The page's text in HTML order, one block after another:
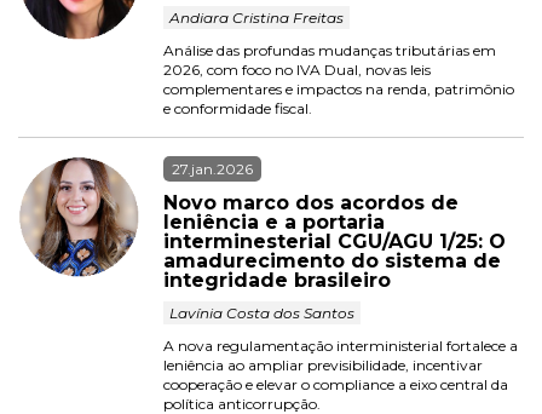
Andiara Cristina Freitas
Análise das profundas mudanças tributárias em
2026, com foco no IVA Dual, novas leis
complementares e impactos na renda, patrimônio
e conformidade fiscal.
27.jan.2026
Novo marco dos acordos de
leniência e a portaria
interminesterial CGU/AGU 1/25: O
amadurecimento do sistema de
integridade brasileiro
Lavínia Costa dos Santos
A nova regulamentação interministerial fortalece a
leniência ao ampliar previsibilidade, incentivar
cooperação e elevar o compliance a eixo central da
política anticorrupção.